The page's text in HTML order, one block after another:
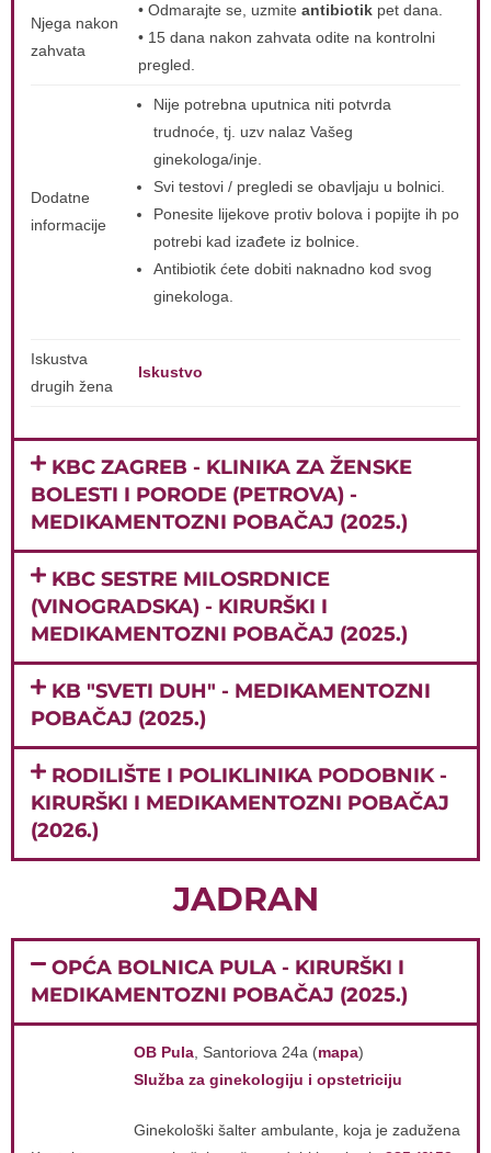
Njega nakon
zahvata
• Odmarajte se, uzmite antibiotik pet dana.
• 15 dana nakon zahvata odite na kontrolni
pregled.
Dodatne
informacije
Nije potrebna uputnica niti potvrda
trudnoće, tj. uzv nalaz Vašeg
ginekologa/inje.
Svi testovi / pregledi se obavljaju u bolnici.
Ponesite lijekove protiv bolova i popijte ih po
potrebi kad izađete iz bolnice.
Antibiotik ćete dobiti naknadno kod svog
ginekologa.
Iskustva
drugih žena
Iskustvo
KBC ZAGREB - KLINIKA ZA ŽENSKE
BOLESTI I PORODE (PETROVA) -
MEDIKAMENTOZNI POBAČAJ (2025.)
KBC SESTRE MILOSRDNICE
(VINOGRADSKA) - KIRURŠKI I
MEDIKAMENTOZNI POBAČAJ (2025.)
KB "SVETI DUH" - MEDIKAMENTOZNI
POBAČAJ (2025.)
RODILIŠTE I POLIKLINIKA PODOBNIK -
KIRURŠKI I MEDIKAMENTOZNI POBAČAJ
(2026.)
JADRAN
OPĆA BOLNICA PULA - KIRURŠKI I
MEDIKAMENTOZNI POBAČAJ (2025.)
OB Pula , Santoriova 24a (mapa)
Služba za ginekologiju i opstetriciju
Ginekološki šalter ambulante, koja je zadužena